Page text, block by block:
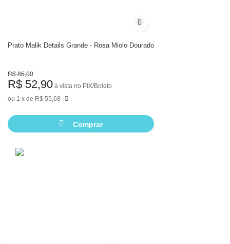
Adicionar à lista de desejos
Prato Malik Details Grande - Rosa Miolo Dourado
R$ 85,00
1 de R$ 55,68
R$ 52,90 à vista no PIX/Boleto
Comprar